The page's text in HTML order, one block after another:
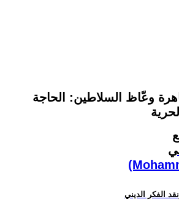
وعّاظ السلاطين: الحاجة
الفكر الديني